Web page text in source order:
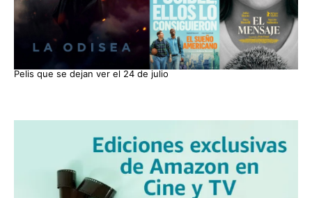
Pelis que se dejan ver el 24 de julio